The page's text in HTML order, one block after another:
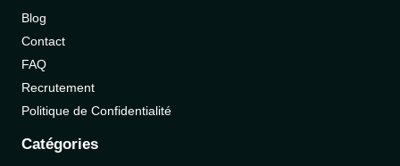
Blog
Contact
FAQ
Recrutement
Politique de Confidentialité
Catégories